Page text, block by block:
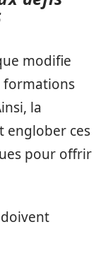
modifie
formations
la
ces
pour offrir